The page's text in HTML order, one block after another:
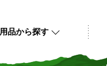
用品から探す